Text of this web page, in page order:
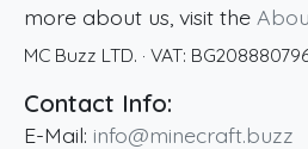
more about us, visit the
MC Buzz LTD. · VAT:
Contact Info:
E-Mail: info@minecraft.buzz